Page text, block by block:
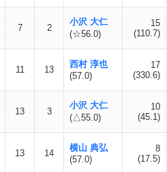
7 2
小沢 大仁
(☆56.0)
15
(110.7)
11 13
西村 淳也
(57.0)
17
(330.6)
13 3
小沢 大仁
(△55.0)
10
(45.1)
13 14
横山 典弘
(57.0)
8
(17.5)